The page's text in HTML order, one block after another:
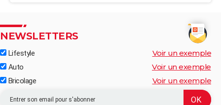
NEWSLETTERS
Lifestyle Voir un exemple
Auto Voir un exemple
Bricolage Voir un exemple